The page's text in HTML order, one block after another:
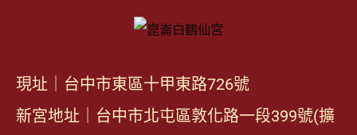
現址｜台中市東區十甲東路726號
新宮地址｜台中市北屯區敦化路一段399號(擴